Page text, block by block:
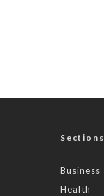
Sections
Business
Health